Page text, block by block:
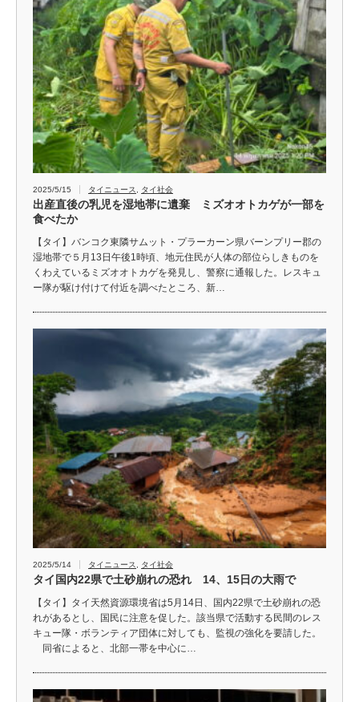
2025/5/15 タイニュース タイ社会
出産直後の乳児を湿地帯に遺棄 ミズオオトカゲが一部を
食べたか
【タイ】バンコク東隣サムット・プラーカーン県バーンプリー郡の
湿地帯で５月13日午後1時頃、地元住民が人体の部位らしきものを
くわえているミズオオトカゲを発見し、警察に通報した。レスキュ
ー隊が駆け付けて付近を調べたところ、新…
2025/5/14 タイニュース タイ社会
タイ国内22県で土砂崩れの恐れ 14、15日の大雨で
【タイ】タイ天然資源環境省は5月14日、国内22県で土砂崩れの恐
れがあるとし、国民に注意を促した。該当県で活動する民間のレス
キュー隊・ボランティア団体に対しても、監視の強化を要請した。
同省によると、北部一帯を中心に…